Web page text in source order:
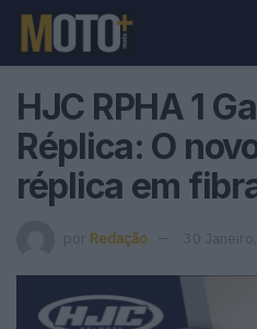
HJC RPHA 1
Réplica: O
réplica em
por Redação 30 Janeiro,